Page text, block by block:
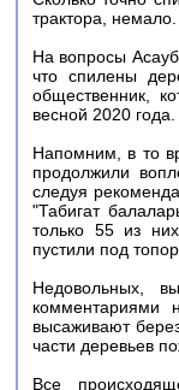
трактора, немало.
На вопросы
что спилены
общественник,
весной 2020 года.
Напомним, в то
продолжили
следуя
"Табигат
только 55 из
пустили под
Недовольных,
комментариями
высаживают
части деревьев
Все